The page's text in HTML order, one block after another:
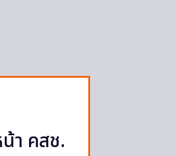
า คสช.